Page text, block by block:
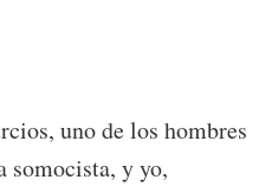
uno de los hombres
somocista, y yo,